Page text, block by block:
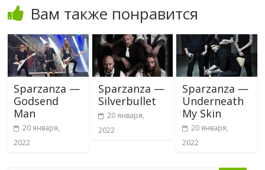
Вам также понравится
Sparzanza —
Godsend
Man
20 января,
2022
Sparzanza —
Silverbullet
20 января,
2022
Sparzanza —
Underneath
My Skin
20 января,
2022